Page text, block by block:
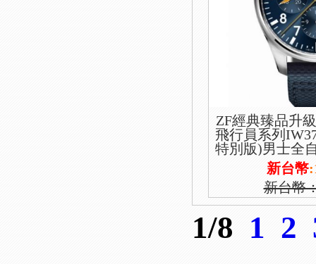
ZF經典臻品升
飛行員系列
特別版)男士全
頂級穩定
日歷顯示
新台幣
新台幣
1/8 1 2